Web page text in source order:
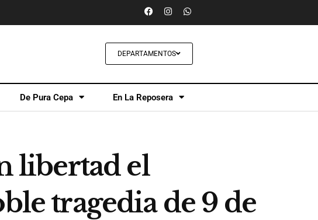
DEPARTAMENTOS
De Pura Cepa En La Reposera
libertad el
tragedia de 9 de